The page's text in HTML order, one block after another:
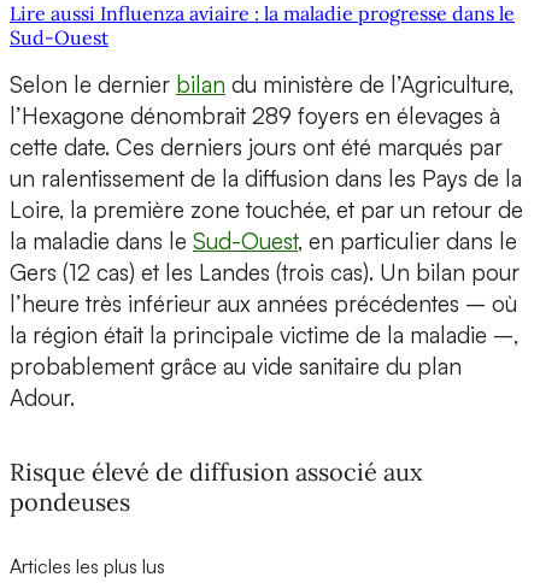
Lire aussi Influenza aviaire : la maladie progresse dans le
Sud-Ouest
Selon le dernier bilan du ministère de l’Agriculture,
l’Hexagone dénombrait 289 foyers en élevages à
cette date. Ces derniers jours ont été marqués par
un ralentissement de la diffusion dans les Pays de la
Loire, la première zone touchée, et par un retour de
la maladie dans le Sud-Ouest, en particulier dans le
Gers (12 cas) et les Landes (trois cas). Un bilan pour
l’heure très inférieur aux années précédentes – où
la région était la principale victime de la maladie –,
probablement grâce au vide sanitaire du plan
Adour.
Risque élevé de diffusion associé aux
pondeuses
Articles les plus lus